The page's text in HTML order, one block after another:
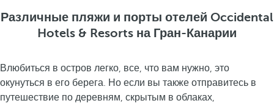
Различные пляжи и порты отелей Occidental
Hotels & Resorts на Гран-Канарии
Влюбиться в остров легко, все, что вам нужно, это
окунуться в его берега. Но если вы также отправитесь в
путешествие по деревням, скрытым в облаках,